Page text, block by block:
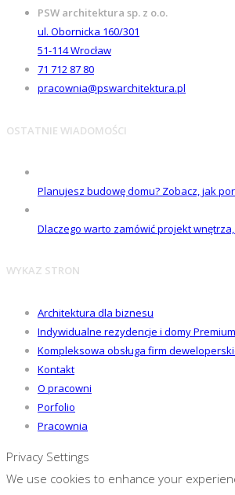
PSW architektura sp. z o.o.
ul. Obornicka 160/301
51-114Wrocław
71 712 87 80
pracownia@pswarchitektura.pl
OSTATNIE WIADOMOŚCI
Planujesz budowę domu? Zobacz, jak
Dlaczego warto zamówić projekt
WYKAZ STRON
Architektura dla biznesu
Indywidualne rezydencje i domy Premium
Kompleksowa obsługa firm
Kontakt
O pracowni
Porfolio
Pracownia
Privacy Settings
We use cookies to enhance your